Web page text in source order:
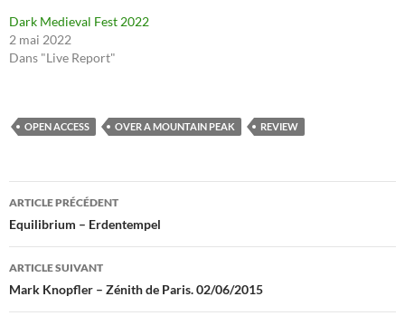
Dark Medieval Fest 2022
2 mai 2022
Dans "Live Report"
OPEN ACCESS OVER A MOUNTAIN PEAK REVIEW
Navigation
des
articles
ARTICLE PRÉCÉDENT
Equilibrium – Erdentempel
ARTICLE SUIVANT
Mark Knopfler – Zénith de Paris. 02/06/2015